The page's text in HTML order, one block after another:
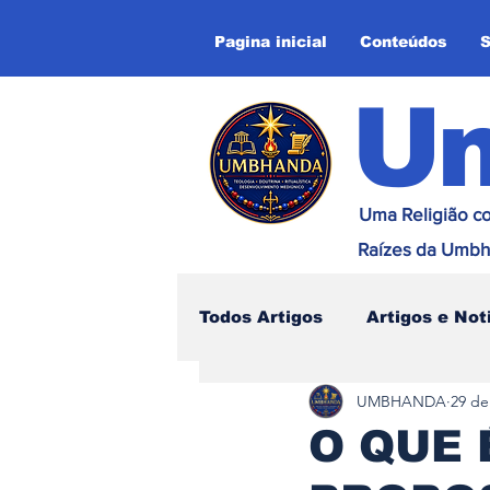
Pagina inicial Conteúdos
Uma Religião
Raízes da
Todos Artigos Artigos e
Influência na Umbhanda
O QUE
UMBHANDA 29